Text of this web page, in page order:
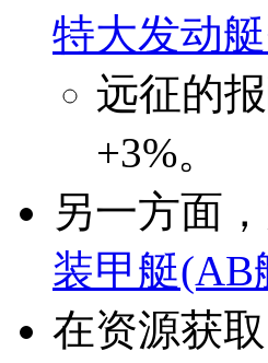
特大发动
远征的
+3%。
另一方面
装甲艇(AB
在资源获